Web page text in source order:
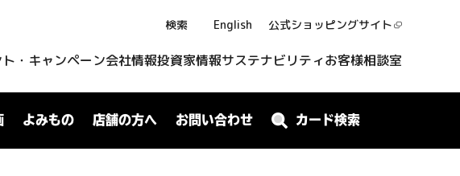
検索 English 公式ショッピングサイト
・キャンペーン会社情報投資家情報サステナビリティお客様相談室
よみもの 店舗の方へ お問い合わせ カード検索